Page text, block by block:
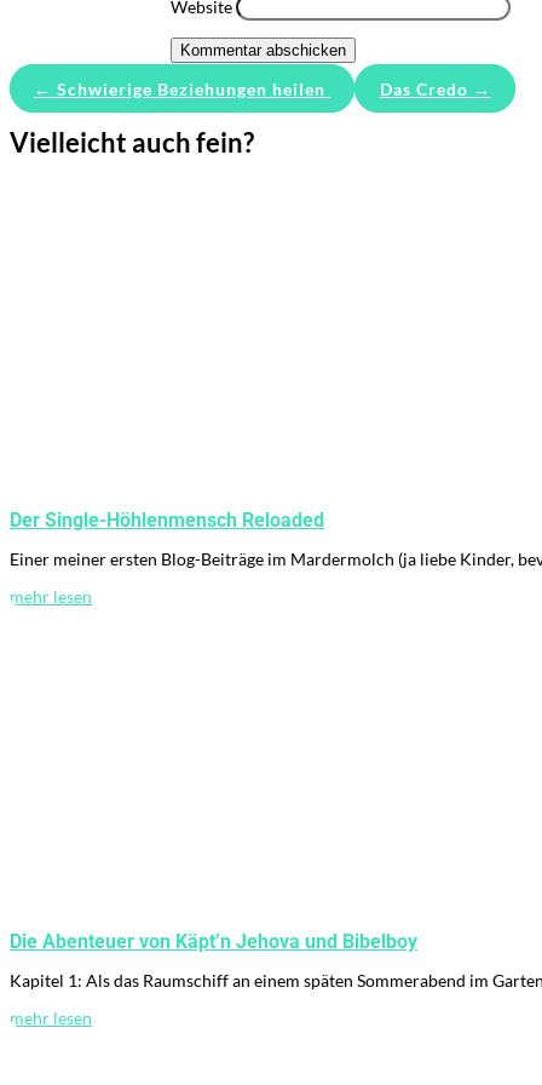
Website
Kommentar abschicken
←Schwierige Beziehungen heilen Das Credo →
Vielleicht auch fein?
Der Single-Höhlenmensch Reloaded
Einer meiner ersten Blog-Beiträge im Mardermolch (ja liebe Kinder,
mehr lesen
Die Abenteuer von Käpt’n Jehova und Bibelboy
Kapitel 1: Als das Raumschiff an einem späten Sommerabend im
mehr lesen